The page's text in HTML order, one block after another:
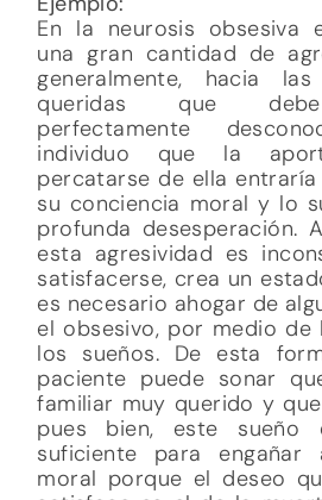
En la neurosis obsesiva
una gran cantidad de
generalmente, hacia
queridas que debe
perfectamente
individuo que la
percatarse de ella
su conciencia moral y lo
profunda desesperación.
esta agresividad es
satisfacerse, crea un
es necesario ahogar de
el obsesivo, por medio
los sueños. De esta
paciente puede sonar
familiar muy querido y
pues bien, este
suficiente para engañar
moral porque el deseo